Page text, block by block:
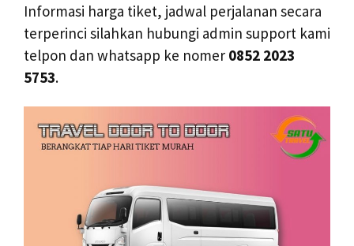
Informasi harga tiket, jadwal perjalanan secara
terperinci silahkan hubungi admin support kami
telpon dan whatsapp ke nomer 0852 2023
5753.